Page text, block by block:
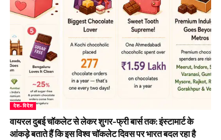
देश-विदेश
वायरल दुबई चॉकलेट से लेकर शुगर-फ्री बार्स तक: इंस्टामार्ट के
आंकड़े बताते हैं कि इस विश्व चॉकलेट दिवस पर भारत बदल रहा है